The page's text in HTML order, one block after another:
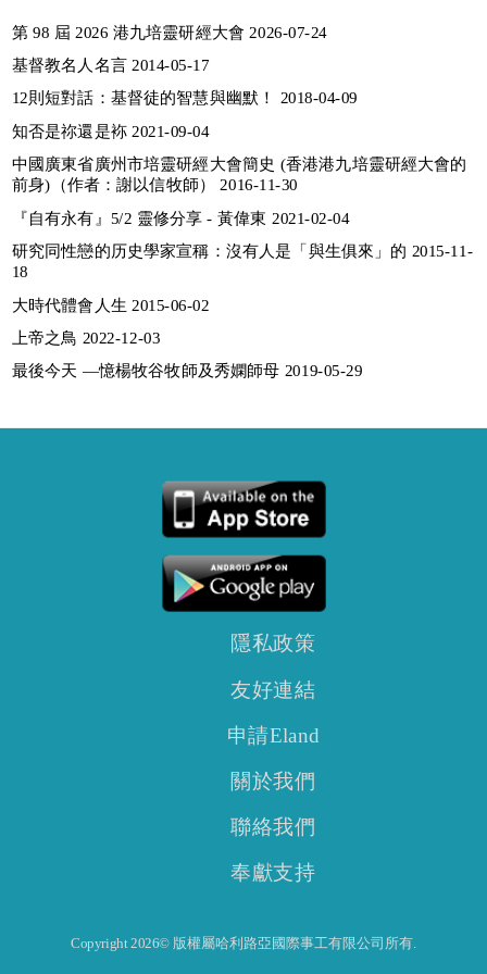
第 98 屆 2026 港九培靈研經大會 2026-07-24
基督教名人名言 2014-05-17
12則短對話：基督徒的智慧與幽默！ 2018-04-09
知否是祢還是袮 2021-09-04
中國廣東省廣州市培靈研經大會簡史 (香港港九培靈研經大會的
前身)（作者：謝以信牧師） 2016-11-30
『自有永有』5/2 靈修分享 - 黃偉東 2021-02-04
研究同性戀的历史學家宣稱：沒有人是「與生俱來」的 2015-11-
18
大時代體會人生 2015-06-02
上帝之鳥 2022-12-03
最後今天 —憶楊牧谷牧師及秀嫻師母 2019-05-29
隱私政策
友好連結
申請Eland
關於我們
聯絡我們
奉獻支持
Copyright 2026© 版權屬哈利路亞國際事工有限公司所有.